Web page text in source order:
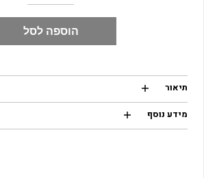
הוספה לסל
תיאור
מידע נוסף